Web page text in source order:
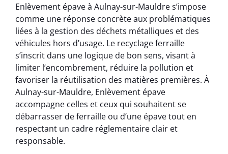
Enlèvement épave à Aulnay-sur-Mauldre s’impose
comme une réponse concrète aux problématiques
liées à la gestion des déchets métalliques et des
véhicules hors d’usage. Le recyclage ferraille
s’inscrit dans une logique de bon sens, visant à
limiter l’encombrement, réduire la pollution et
favoriser la réutilisation des matières premières. À
Aulnay-sur-Mauldre, Enlèvement épave
accompagne celles et ceux qui souhaitent se
débarrasser de ferraille ou d’une épave tout en
respectant un cadre réglementaire clair et
responsable.